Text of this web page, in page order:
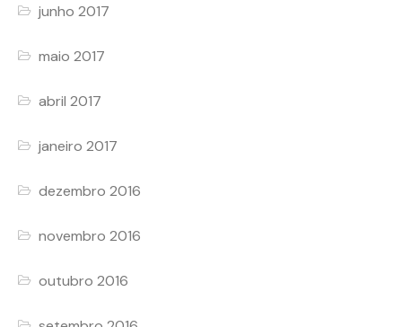
junho 2017
maio 2017
abril 2017
janeiro 2017
dezembro 2016
novembro 2016
outubro 2016